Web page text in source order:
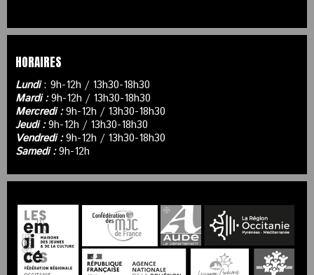
HORAIRES
Lundi: 9h-12h / 13h30-18h30
Mardi :9h-12h / 13h30-18h30
Mercredi :9h-12h / 13h30-18h30
Jeudi :9h-12h / 13h30-18h30
Vendredi :9h-12h / 13h30-18h30
Samedi :9h-12h